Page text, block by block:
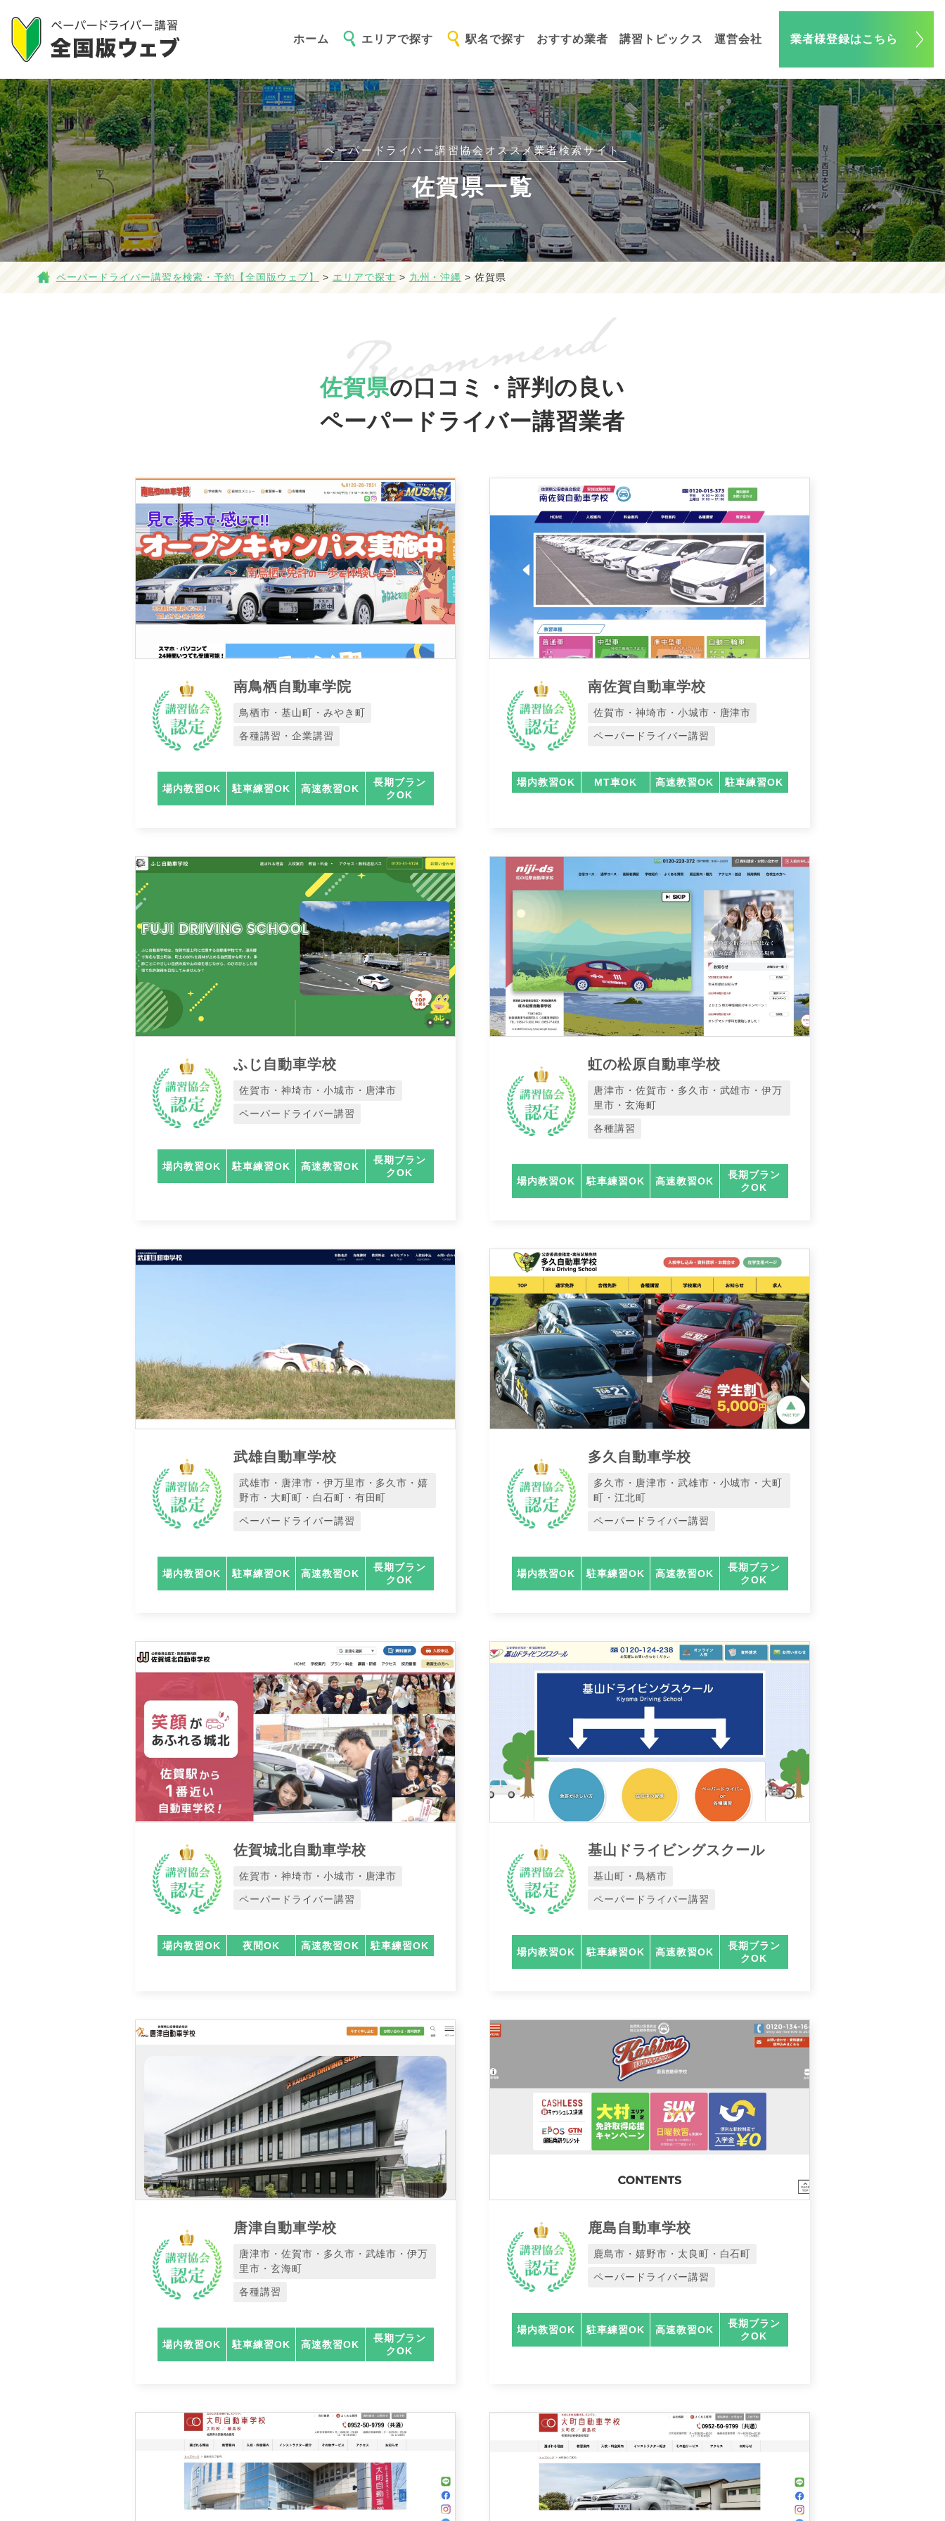
ホーム エリアで探す 駅名で探す おすすめ業者 講習トピックス 運営会社 業者様登録はこちら
ペーパードライバー講習協会オススメ業者検索サイト
佐賀県一覧
ペーパードライバー講習を検索・予約【全国版ウェブ】 > エリアで探す > 九州・沖縄 >佐賀県
佐賀県の口コミ・評判の良い
ペーパードライバー講習業者
南鳥栖自動車学院
鳥栖市・基山町・みやき町
各種講習・企業講習
場内教習OK 駐車練習OK 高速教習OK
長期ブラン
クOK
南佐賀自動車学校
佐賀市・神埼市・小城市・唐津市
ペーパードライバー講習
場内教習OK MT車OK 高速教習OK 駐車練習OK
ふじ自動車学校
佐賀市・神埼市・小城市・唐津市
ペーパードライバー講習
場内教習OK 駐車練習OK 高速教習OK
長期ブラン
クOK
虹の松原自動車学校
唐津市・佐賀市・多久市・武雄市・伊万
里市・玄海町
各種講習
場内教習OK 駐車練習OK 高速教習OK
長期ブラン
クOK
武雄自動車学校
武雄市・唐津市・伊万里市・多久市・嬉
野市・大町町・白石町・有田町
ペーパードライバー講習
場内教習OK 駐車練習OK 高速教習OK
長期ブラン
クOK
多久自動車学校
多久市・唐津市・武雄市・小城市・大町
町・江北町
ペーパードライバー講習
場内教習OK 駐車練習OK 高速教習OK
長期ブラン
クOK
佐賀城北自動車学校
佐賀市・神埼市・小城市・唐津市
ペーパードライバー講習
場内教習OK 夜間OK 高速教習OK 駐車練習OK
基山ドライビングスクール
基山町・鳥栖市
ペーパードライバー講習
場内教習OK 駐車練習OK 高速教習OK
長期ブラン
クOK
唐津自動車学校
唐津市・佐賀市・多久市・武雄市・伊万
里市・玄海町
各種講習
場内教習OK 駐車練習OK 高速教習OK
長期ブラン
クOK
鹿島自動車学校
鹿島市・嬉野市・太良町・白石町
ペーパードライバー講習
場内教習OK 駐車練習OK 高速教習OK
長期ブラン
クOK